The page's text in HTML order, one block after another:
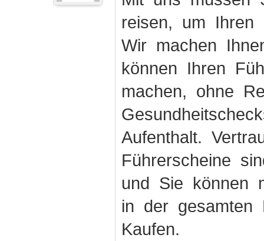
reisen, um Ihren
Wir machen
können Ihren
machen, ohne
Aufenthalt.
Führerscheine
und Sie können
in der gesamten
Kaufen.